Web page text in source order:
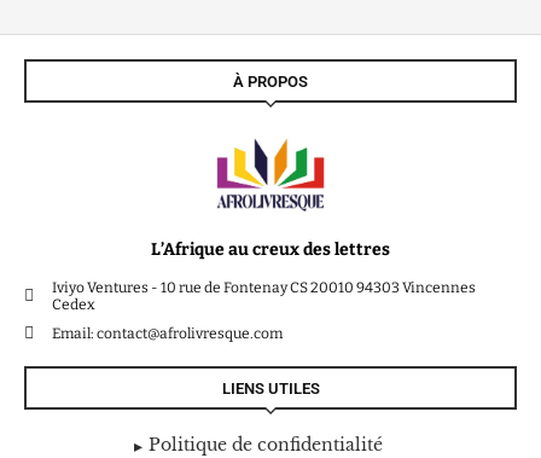
À PROPOS
L’Afrique au creux des lettres
Iviyo Ventures - 10 rue de Fontenay CS 20010 94303 Vincennes
Cedex
Email: contact@afrolivresque.com
LIENS UTILES
Politique de confidentialité